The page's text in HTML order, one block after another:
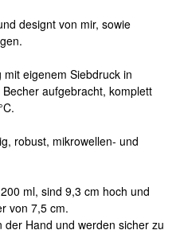
designt von mir, sowie
eigenem Siebdruck in
aufgebracht, komplett
robust, mikrowellen- und
ml, sind 9,3 cm hoch und
von 7,5 cm.
Hand und werden sicher zu